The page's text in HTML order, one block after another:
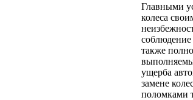
Главными
колеса
соблюдение
также
ущерба
замене
поломками